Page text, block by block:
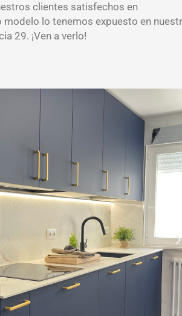
clientes satisfechos en
lo tenemos expuesto en
29. ¡Ven a verlo!